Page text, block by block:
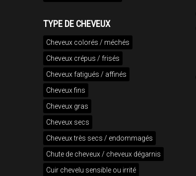
TYPE DE CHEVEUX
Cheveux colorés / méchés
Cheveux crépus / frisés
Cheveux fatigués / affinés
Cheveux fins
Cheveux gras
Cheveux secs
Cheveux très secs / endommagés
Chute de cheveux / cheveux dégarnis
Cuir chevelu sensible ou irrité